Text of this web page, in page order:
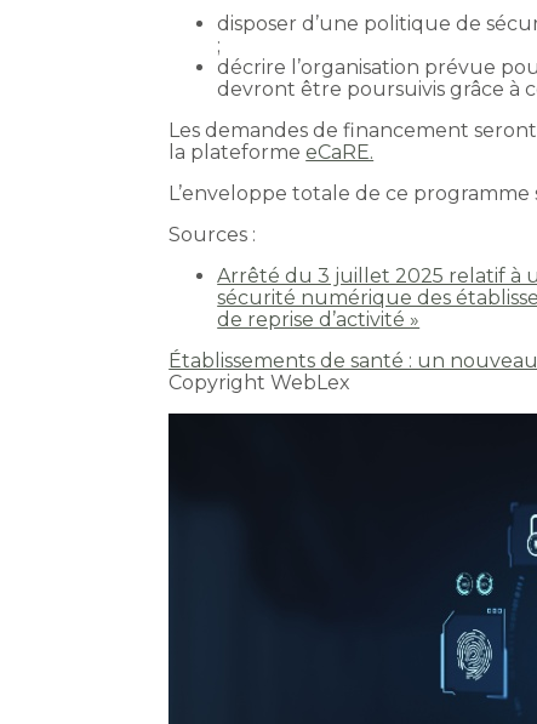
disposer d’une politique de
;
décrire l’organisation prévue
devront être poursuivis grâce à
Les demandes de financement
la plateformeeCaRE.
L’enveloppe totale de ce programme
Sources :
Arrêté du 3 juillet 2025 relatif à
sécurité numérique des
de reprise d’activité »
Établissements de santé : un
Copyright WebLex